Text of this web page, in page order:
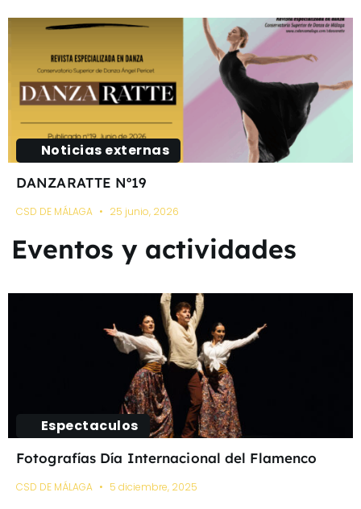
Noticias externas
DANZARATTE Nº19
CSD DE MÁLAGA 25 junio, 2026
Eventos y actividades
Espectaculos
Fotografías Día Internacional del Flamenco
CSD DE MÁLAGA 5 diciembre, 2025